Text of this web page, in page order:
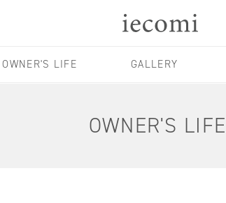
OWNER'S LIFE GALLERY
OWNER'S LIFE